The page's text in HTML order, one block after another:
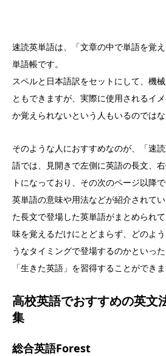
速読英単語は、「文章の中で単語を覚
単語帳です。
スペルと日本語訳をセットにして、機
ともできますが、実際に使用されるイ
か覚えられないという人もいるのでは
そのような人におすすめなのが、「速
語では、見開きで左側に英語の長文、
トになっており、その次のページ以降
英単語の意味や用法などが紹介されて
た長文で登場した英単語がまとめられ
味を覚えるだけにとどまらず、どのよ
うなタイミングで登場するのかといっ
「生きた英語」を習得することができま
高校英語でおすすめの英文
集
総合英語Forest